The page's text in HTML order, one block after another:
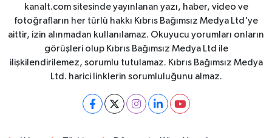
kanalt.com sitesinde yayınlanan yazı, haber, video ve
fotoğrafların her türlü hakkı Kıbrıs Bağımsız Medya Ltd'ye
aittir, izin alınmadan kullanılamaz. Okuyucu yorumları onların
görüşleri olup Kıbrıs Bağımsız Medya Ltd ile
ilişkilendirilemez, sorumlu tutulamaz. Kıbrıs Bağımsız Medya
Ltd. harici linklerin sorumluluğunu almaz.